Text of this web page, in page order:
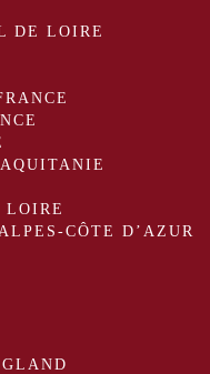
DE LOIRE
LOIRE
CÔTE D’AZUR